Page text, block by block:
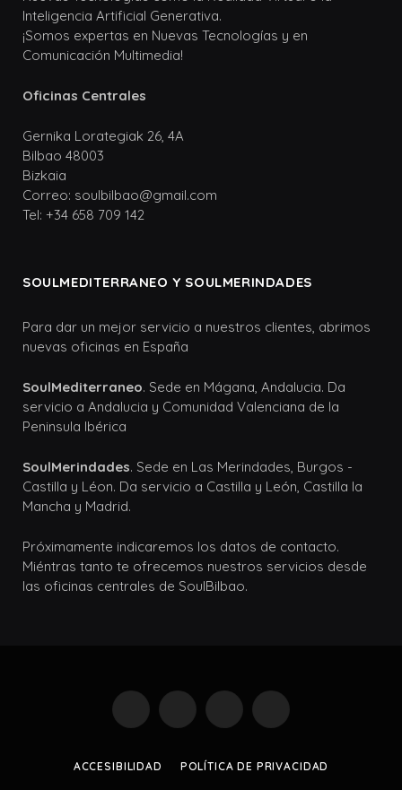
Inteligencia Artificial Generativa.
¡Somos expertas en Nuevas Tecnologías y en
Comunicación Multimedia!
Oficinas Centrales
Gernika Lorategiak 26, 4A
Bilbao 48003
Bizkaia
Correo: soulbilbao@gmail.com
Tel: +34 658 709 142
SOULMEDITERRANEO Y SOULMERINDADES
Para dar un mejor servicio a nuestros clientes, abrimos
nuevas oficinas en España
SoulMediterraneo. Sede en Mágana, Andalucia. Da
servicio a Andalucia y Comunidad Valenciana de la
Peninsula Ibérica
SoulMerindades. Sede en Las Merindades, Burgos -
Castilla y Léon. Da servicio a Castilla y León, Castilla la
Mancha y Madrid.
Próximamente indicaremos los datos de contacto.
Miéntras tanto te ofrecemos nuestros servicios desde
las oficinas centrales de SoulBilbao.
Facebook
(Twitter)
Instagram Pinterest
ACCESIBILIDAD POLÍTICA DE PRIVACIDAD